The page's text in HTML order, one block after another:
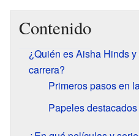
Contenido
¿Quién es Aisha Hinds
carrera?
Primeros pasos en
Papeles